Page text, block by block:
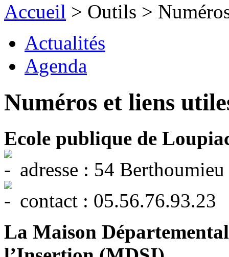
Accueil > Outils >
Actualités
Agenda
Numéros et liens
Ecole publique de
adresse : 54
contact : 05.56.76.93.23
La Maison